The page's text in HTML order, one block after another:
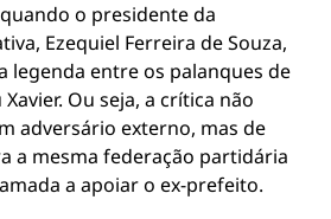
o presidente da
Ezequiel Ferreira de Souza,
legenda entre os palanques de
Ou seja, a crítica não
adversário externo, mas de
a mesma federação partidária
a apoiar o ex-prefeito.